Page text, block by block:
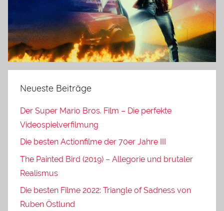
Neueste Beiträge
Der Super Mario Bros. Film – Die perfekte
Videospielverfilmung
Die besten Actionfilme der 70er Jahre III
The Painted Bird (2019) – Allegorie und brutaler
Realismus
Die besten Filme 2022: Triangle of Sadness von
Ruben Östlund